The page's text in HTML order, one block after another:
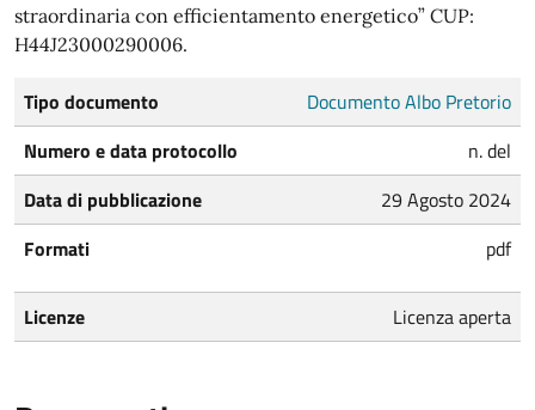
straordinaria con efficientamento energetico” CUP:
H44J23000290006.
Tipo documento
Documento Albo Pretorio
Numero e data protocollo
n. del
Data di pubblicazione
29 Agosto 2024
Formati
pdf
Licenze Licenza aperta